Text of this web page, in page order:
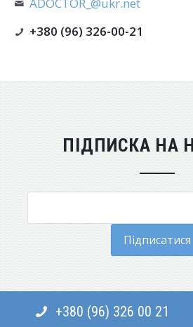
+380 (96) 326-00-21
ПІДПИСКА НА
Підписатися
+380 (96) 326 00 21